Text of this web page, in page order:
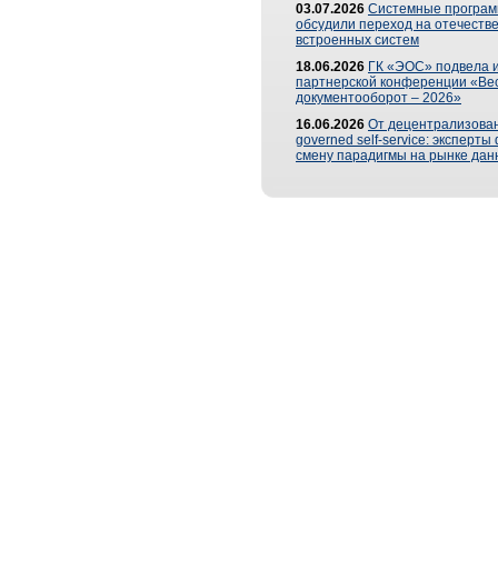
03.07.2026 Системные
обсудили переход на
встроенных систем
18.06.2026 ГК «ЭОС» подвела
партнерской конференции
документооборот – 2026»
16.06.2026 От
governed self-service: эксперты
смену парадигмы на рынке